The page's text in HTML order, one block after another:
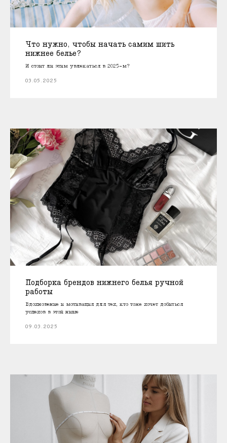
Что нужно, чтобы начать самим шить
нижнее белье?
И стоит ли этим увлекаться в 2025-м?
03.05.2025
Подборка брендов нижнего белья ручной
работы
Вдохновение и мотивация для тех, кто тоже хочет добиться
успехов в этой нише
09.03.2025